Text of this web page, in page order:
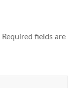
Required fields are